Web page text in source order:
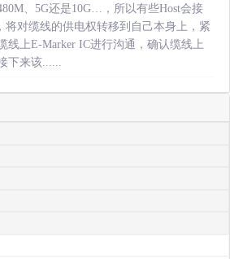
、5G还是10G…，所以有些Host会接
将对缆线的供电权转移到自己本身上，紧
线上E-Marker IC进行沟通，确认缆线上
下来该......